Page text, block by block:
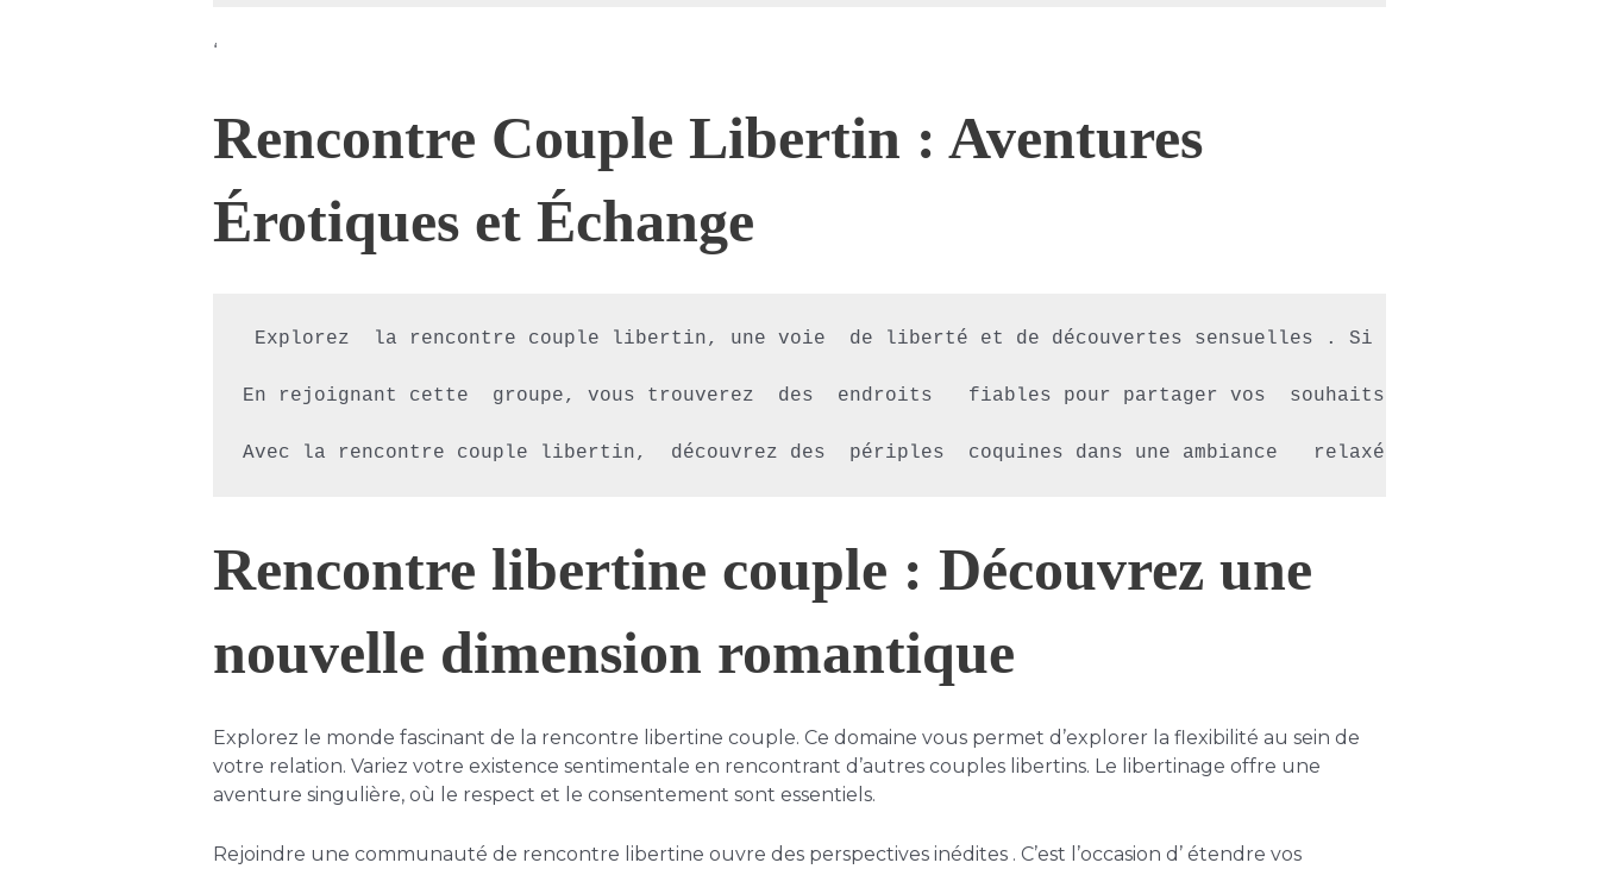
‘
Rencontre Couple Libertin : Aventures
Érotiques et Échange
Explorez  la rencontre couple libertin, une voie  de liberté et de découvertes sensuelles . Si  vous êtes un
En rejoignant cette  groupe, vous trouverez  des  endroits   fiables pour partager vos  souhaits et rencontrer
Rencontre libertine couple : Découvrez une
nouvelle dimension romantique
Explorez le monde fascinant de la rencontre libertine couple. Ce domaine vous permet d’explorer la flexibilité au sein de
votre relation. Variez votre existence sentimentale en rencontrant d’autres couples libertins. Le libertinage offre une
aventure singulière, où le respect et le consentement sont essentiels.
Rejoindre une communauté de rencontre libertine ouvre des perspectives inédites . C’est l’occasion d’ étendre vos